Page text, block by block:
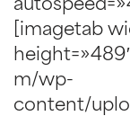
[imagetab
m/wp-
content/